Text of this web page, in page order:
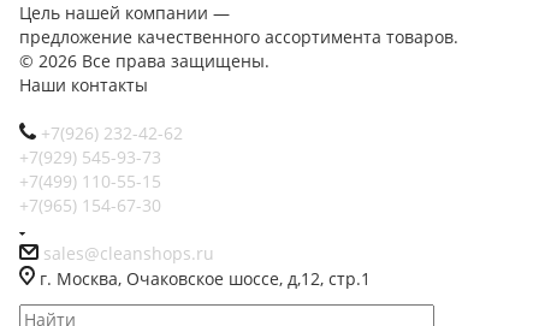
Цель нашей компании —
предложение качественного ассортимента товаров.
© 2026 Все права защищены.
Наши контакты
+7(926) 232-42-62
+7(929) 545-93-73
+7(499) 110-55-15
+7(965) 154-67-30
sales@cleanshops.ru
г. Москва, Очаковское шоссе, д,12, стр.1